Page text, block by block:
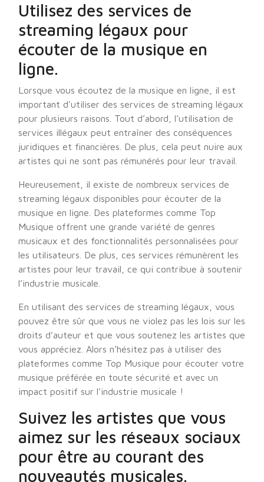
Utilisez des services de
streaming légaux pour
écouter de la musique en
ligne.
Lorsque vous écoutez de la musique en ligne, il est
important d’utiliser des services de streaming légaux
pour plusieurs raisons. Tout d’abord, l’utilisation de
services illégaux peut entraîner des conséquences
juridiques et financières. De plus, cela peut nuire aux
artistes qui ne sont pas rémunérés pour leur travail.
Heureusement, il existe de nombreux services de
streaming légaux disponibles pour écouter de la
musique en ligne. Des plateformes comme Top
Musique offrent une grande variété de genres
musicaux et des fonctionnalités personnalisées pour
les utilisateurs. De plus, ces services rémunèrent les
artistes pour leur travail, ce qui contribue à soutenir
l’industrie musicale.
En utilisant des services de streaming légaux, vous
pouvez être sûr que vous ne violez pas les lois sur les
droits d’auteur et que vous soutenez les artistes que
vous appréciez. Alors n’hésitez pas à utiliser des
plateformes comme Top Musique pour écouter votre
musique préférée en toute sécurité et avec un
impact positif sur l’industrie musicale !
Suivez les artistes que vous
aimez sur les réseaux sociaux
pour être au courant des
nouveautés musicales.